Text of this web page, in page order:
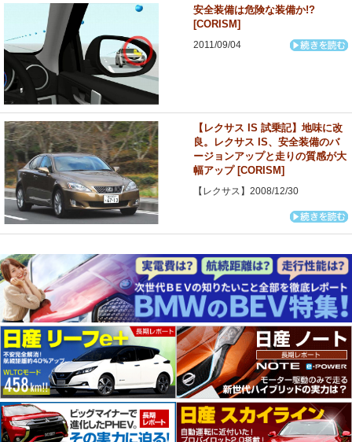
安全装備は危険な装備か!?
[CORISM]
2011/09/04
【レクサス IS 試乗記】地味に改
良。レクサス IS、安全装備のバ
ージョンアップと走りの質感が大
幅アップ [CORISM]
【レクサス】2008/12/30